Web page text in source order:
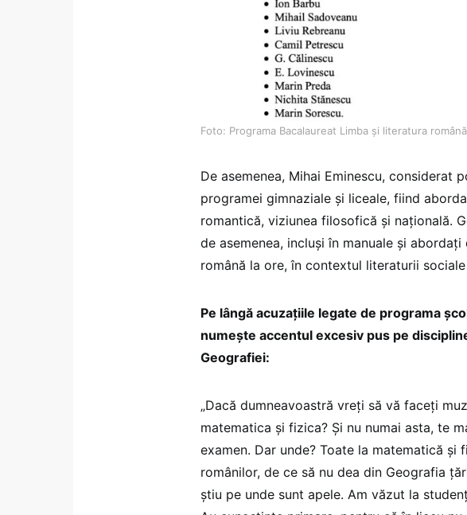
Foto: Programa Bacalaureat Limba și literatura
De asemenea, Mihai Eminescu, considerat
programei gimnaziale și liceale, fiind
romantică, viziunea filosofică și națională.
de asemenea, incluși în manuale și
română la ore, în contextul literaturii
Pe lângă acuzațiile legate de programa
numește accentul excesiv pus pe
Geografiei:
„Dacă dumneavoastră vreți să vă faceți
matematica și fizica? Și nu numai asta, te
examen. Dar unde? Toate la matematică și
românilor, de ce să nu dea din Geografia
știu pe unde sunt apele. Am văzut la